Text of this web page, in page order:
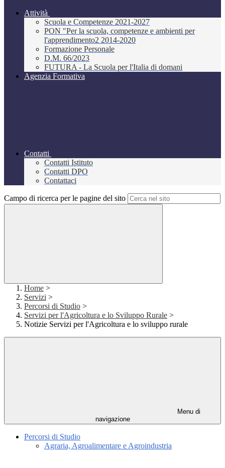
Attività
Scuola e Competenze 2021-2027
PON "Per la scuola, competenze e ambienti per
l'apprendimento2 2014-2020
Formazione Personale
D.M. 66/2023
FUTURA - La Scuola per l'Italia di domani
Agenzia Formativa
Contatti
Contatti Istituto
Contatti DPO
Contattaci
Campo di ricerca per le pagine del sito
Home >
Servizi >
Percorsi di Studio >
Servizi per l'Agricoltura e lo Sviluppo Rurale >
Notizie Servizi per l'Agricoltura e lo sviluppo rurale
Menu di
navigazione
Percorsi di Studio
Agraria, Agroalimentare e Agroindustria